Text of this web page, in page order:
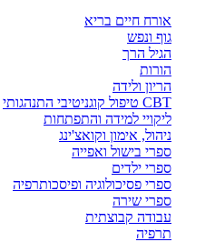
אורח חיים בריא
גוף ונפש
הגיל הרך
הורות
הריון ולידה
CBT טיפול קוגניטיבי התנהגותי
ליקויי למידה והתפתחות
ניהול, אימון וקואצ'ינג
ספרי בישול ואפייה
ספרי ילדים
ספרי פסיכולוגיה ופיסכותרפיה
ספרי שירה
עבודה קבוצתית
תרפיה